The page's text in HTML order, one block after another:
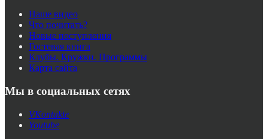
Наше видео
Что почитать?
Новые поступления
Гостевая книга
Клубы. Кружки. Программы
Карта сайта
Мы в социальных сетях
VKontakte
Youtube